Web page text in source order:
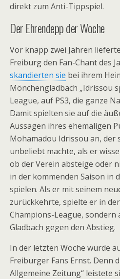
direkt zum Anti-Tippspiel.
Der Ehrendepp der Woche
Vor knapp zwei Jahren
Freiburg den Fan-Chant des
skandierten sie bei ihrem
Mönchengladbach „Idrissou
League, auf PS3, die ganze
Damit spielten sie auf die
Aussagen ihres ehemaligen
Mohamadou Idrissou an, der
unbeliebt machte, als er
ob der Verein absteige oder
in der kommenden Saison in
spielen. Als er mit seinem
zurückkehrte, spielte er in
Champions-League,
Gladbach gegen den Abstieg.
In der letzten Woche wurde
Freiburger Fans Ernst. Denn
Allgemeine Zeitung“ leistete